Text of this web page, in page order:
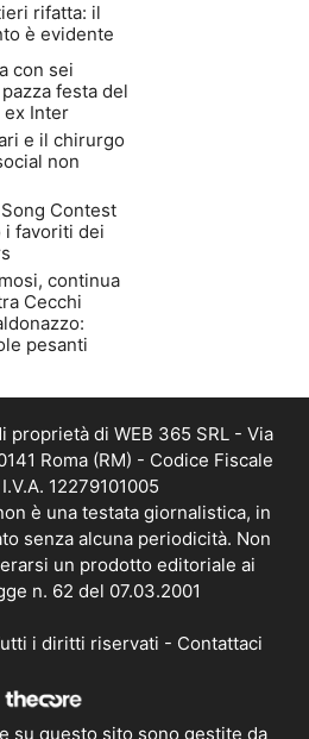
rifatta: il
è evidente
con sei
festa del
Inter
e il chirurgo
non
Contest
i favoriti dei
continua
Cecchi
pesanti
proprietà di WEB 365 SRL - Via
Roma (RM) - Codice Fiscale
12279101005
è una testata giornalistica, in
senza alcuna periodicità. Non
un prodotto editoriale ai
n. 62 del 07.03.2001
i diritti riservati - Contattaci
su questo sito sono gestite da